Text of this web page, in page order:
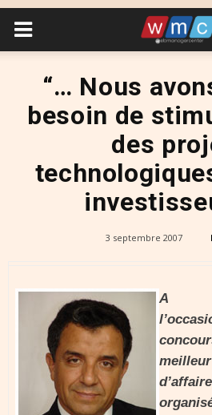
“… Nous
besoin de
des
3 septembre 2007
A